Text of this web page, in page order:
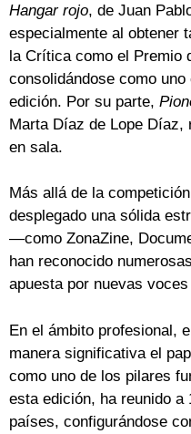
Hangar rojo, de Juan
especialmente al obtener
la Crítica como el Premio
consolidándose como
edición. Por su parte,
Marta Díaz de Lope Díaz,
en sala.
Más allá de la
desplegado una sólida
—como ZonaZine,
han reconocido
apuesta por nuevas
En el ámbito profesional,
manera significativa el
como uno de los pilares
esta edición, ha reunido a
países, configurándose